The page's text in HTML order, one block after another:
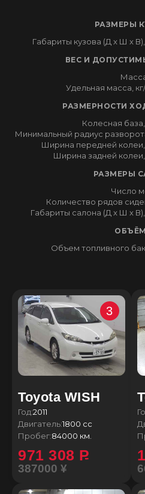
РАЗМЕРЫ
Габариты кузова (Д x Ш x
ВЕС И
Удельная масса, кг/
РАЗМЕРНОСТИ
Колесная
Минимальный радиус
Ширина передней
Ширина задней
РАЗМЕРЫ
Число
Количество рядов
Габариты салона (Д x Ш x
Объем топливного
Toyota WISH
3
Год:2011
Двигатель:1800 сс
Пробег:84000 км.
971 308 P
387000 ¥